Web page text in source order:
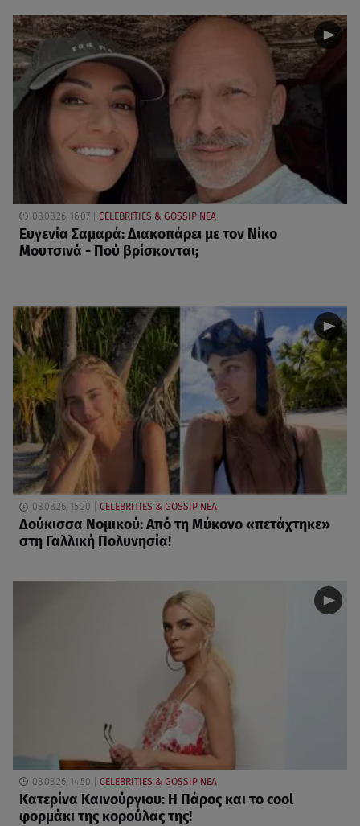
08.08.26, 16:07 CELEBRITIES & GOSSIP ΝΕΑ
Ευγενία Σαμαρά: Διακοπάρει με τον Νίκο
Μουτσινά - Πού βρίσκονται;
08.08.26, 15:20 CELEBRITIES & GOSSIP ΝΕΑ
Δούκισσα Νομικού: Από τη Μύκονο «πετάχτηκε»
στη Γαλλική Πολυνησία!
08.08.26, 14:50 CELEBRITIES & GOSSIP ΝΕΑ
Κατερίνα Καινούργιου: Η Πάρος και το cool
φορμάκι της κορούλας της!